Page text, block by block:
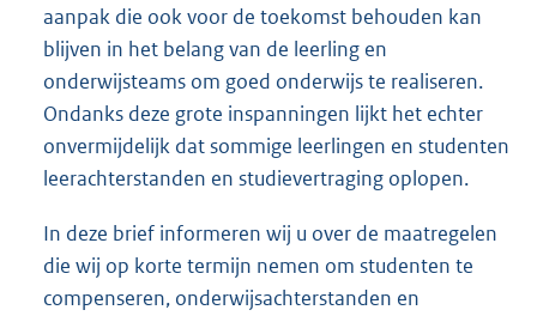
aanpak die ook voor de toekomst behouden kan
blijven in het belang van de leerling en
onderwijsteams om goed onderwijs te realiseren.
Ondanks deze grote inspanningen lijkt het echter
onvermijdelijk dat sommige leerlingen en studenten
leerachterstanden en studievertraging oplopen.
In deze brief informeren wij u over de maatregelen
die wij op korte termijn nemen om studenten te
compenseren, onderwijsachterstanden en